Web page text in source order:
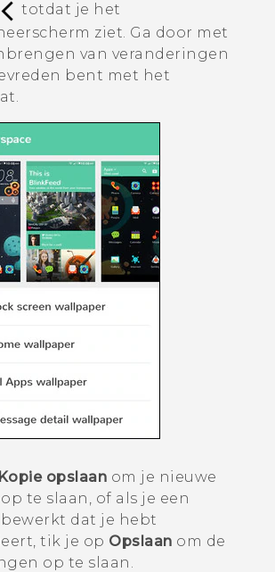
totdat je het
ziet. Ga door met
van veranderingen
bent met het
Kopie opslaan om je nieuwe
te slaan, of als je een
dat je hebt
tik je op Opslaan om de
op te slaan.